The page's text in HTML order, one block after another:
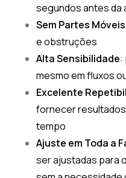
segundos antes da
Sem Partes
e obstruções
Alta Sensibilidade:
mesmo em fluxos
Excelente
fornecer
tempo
Ajuste em Toda a
ser ajustadas para